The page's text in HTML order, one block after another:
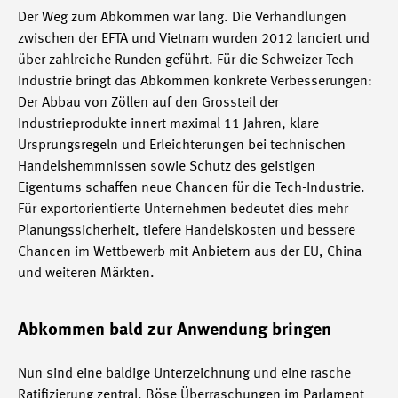
Der Weg zum Abkommen war lang. Die Verhandlungen
zwischen der EFTA und Vietnam wurden 2012 lanciert und
über zahlreiche Runden geführt. Für die Schweizer Tech-
Industrie bringt das Abkommen konkrete Verbesserungen:
Der Abbau von Zöllen auf den Grossteil der
Industrieprodukte innert maximal 11 Jahren, klare
Ursprungsregeln und Erleichterungen bei technischen
Handelshemmnissen sowie Schutz des geistigen
Eigentums schaffen neue Chancen für die Tech-Industrie.
Für exportorientierte Unternehmen bedeutet dies mehr
Planungssicherheit, tiefere Handelskosten und bessere
Chancen im Wettbewerb mit Anbietern aus der EU, China
und weiteren Märkten.
Abkommen bald zur Anwendung bringen
Nun sind eine baldige Unterzeichnung und eine rasche